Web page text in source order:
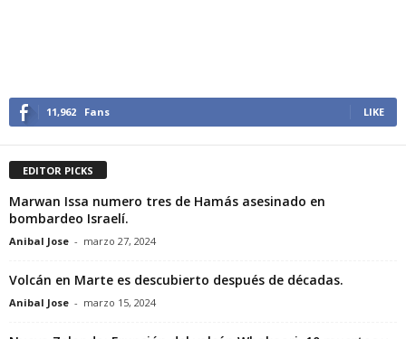
11,962 Fans LIKE
EDITOR PICKS
Marwan Issa numero tres de Hamás asesinado en
bombardeo Israelí.
Anibal Jose - marzo 27, 2024
Volcán en Marte es descubierto después de décadas.
Anibal Jose - marzo 15, 2024